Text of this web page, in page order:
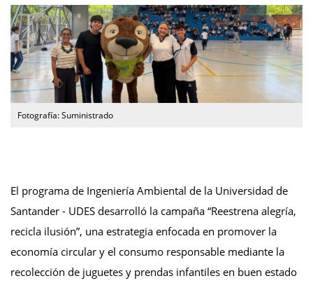
Fotografía: Suministrado
El programa de Ingeniería Ambiental de la Universidad de
Santander - UDES desarrolló la campaña “Reestrena alegría,
recicla ilusión”, una estrategia enfocada en promover la
economía circular y el consumo responsable mediante la
recolección de juguetes y prendas infantiles en buen estado